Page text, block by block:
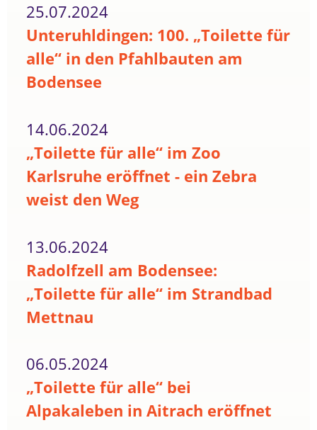
25.07.2024
Unteruhldingen: 100. „Toilette für
alle“ in den Pfahlbauten am
Bodensee
14.06.2024
„Toilette für alle“ im Zoo
Karlsruhe eröffnet - ein Zebra
weist den Weg
13.06.2024
Radolfzell am Bodensee:
„Toilette für alle“ im Strandbad
Mettnau
06.05.2024
„Toilette für alle“ bei
Alpakaleben in Aitrach eröffnet